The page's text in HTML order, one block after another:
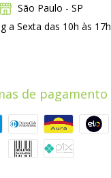
São Paulo - SP
a Sexta das 10h às 17h
de pagamento